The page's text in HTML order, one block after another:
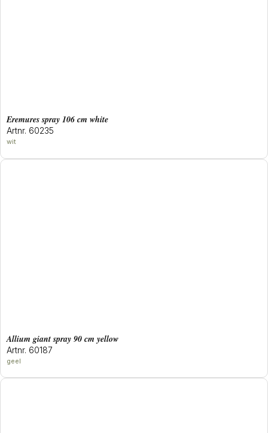
eremures spray 106 cm white
Artnr. 60235
wit
allium giant spray 90 cm yellow
Artnr. 60187
geel